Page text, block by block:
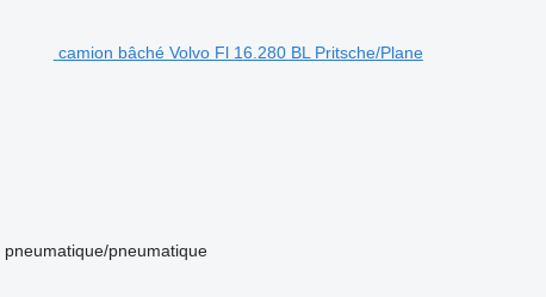
camion bâché Volvo Fl 16.280 BL Pritsche/Plane
pneumatique/pneumatique